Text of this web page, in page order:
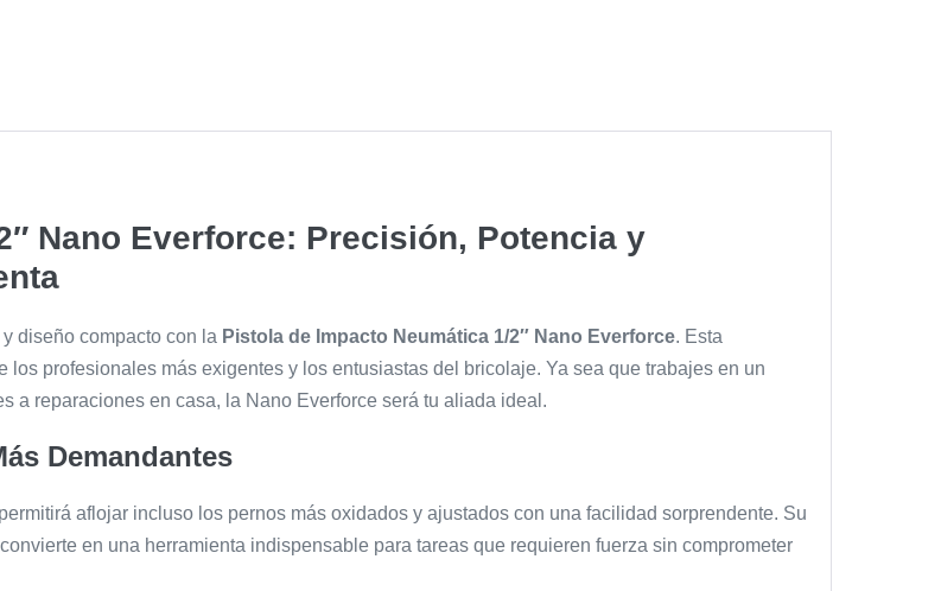
Nano Everforce: Precisión, Potencia y
diseño compacto con la Pistola de Impacto Neumática 1/2″ Nano Everforce. Esta
profesionales más exigentes y los entusiastas del bricolaje. Ya sea que trabajes en un
a reparaciones en casa, la Nano Everforce será tu aliada ideal.
Demandantes
aflojar incluso los pernos más oxidados y ajustados con una facilidad sorprendente. Su
en una herramienta indispensable para tareas que requieren fuerza sin comprometer